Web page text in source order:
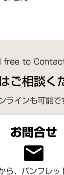
free to
ご相談く
ラインも可能で
お問合せ
email
ら、パンフレ